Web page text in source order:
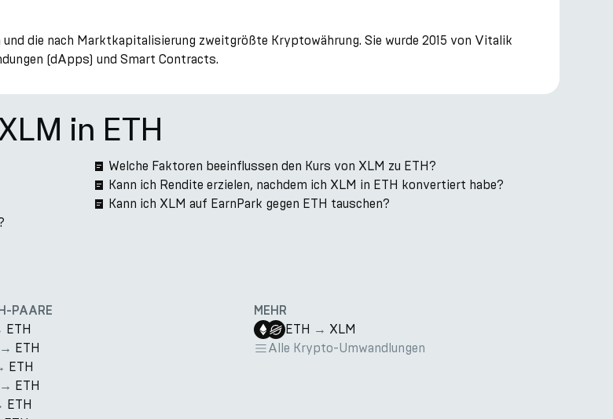
die nach Marktkapitalisierung zweitgrößte Kryptowährung. Sie wurde 2015 von Vitalik
(dApps) und Smart Contracts.
in ETH
Welche Faktoren beeinflussen den Kurs von XLM zu ETH?
Kann ich Rendite erzielen, nachdem ich XLM in ETH konvertiert habe?
Kann ich XLM auf EarnPark gegen ETH tauschen?
PAARE
ETH
→ ETH
ETH
→ ETH
ETH
MEHR
ETH → XLM
Alle Krypto-Umwandlungen